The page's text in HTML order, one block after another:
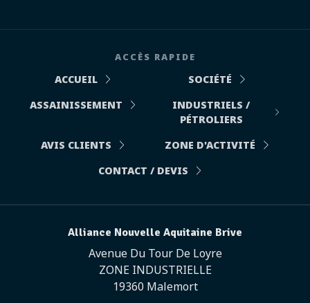
ACCÈS RAPIDE
ACCUEIL
SOCIÉTÉ
ASSAINISSEMENT
INDUSTRIELS /
PÉTROLIERS
AVIS CLIENTS
ZONE D'ACTIVITÉ
CONTACT / DEVIS
Alliance Nouvelle Aquitaine Brive
Avenue Du Tour De Loyre
ZONE INDUSTRIELLE
19360 Malemort